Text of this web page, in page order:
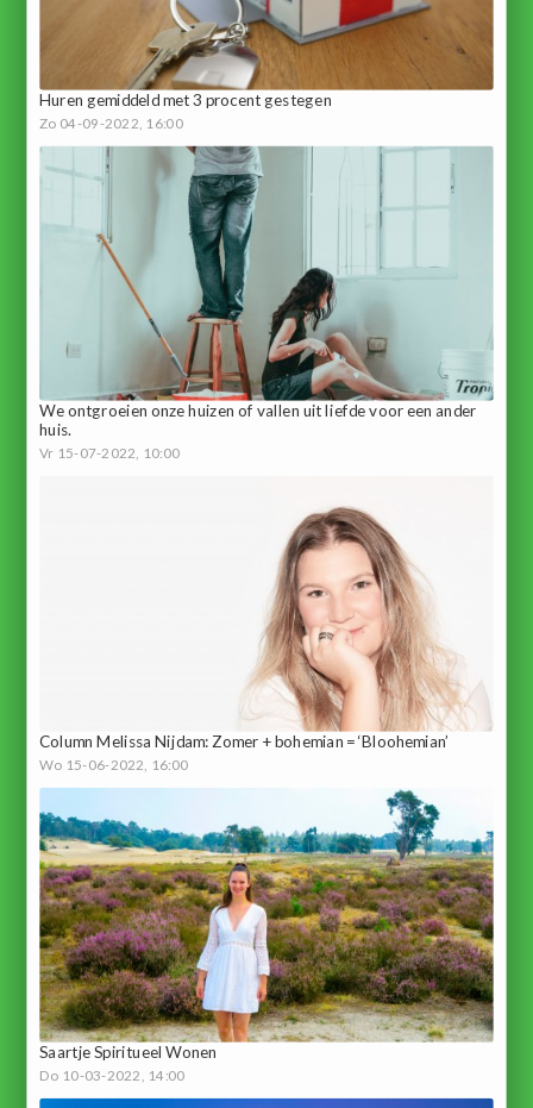
Huren gemiddeld met 3 procent gestegen
Zo 04-09-2022, 16:00
We ontgroeien onze huizen of vallen uit liefde voor een ander
huis.
Vr 15-07-2022, 10:00
Column Melissa Nijdam: Zomer + bohemian = ‘Bloohemian’
Wo 15-06-2022, 16:00
Saartje Spiritueel Wonen
Do 10-03-2022, 14:00